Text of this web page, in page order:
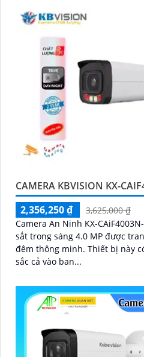
CAMERA KBVISION KX-
2,356,250 ₫
3,625,000 ₫
Camera An Ninh KX-
sắt trong sáng 4.0 MP được
đêm thông minh. Thiết bị này có khả năng hiển thị màu
sắc cả vào ban...